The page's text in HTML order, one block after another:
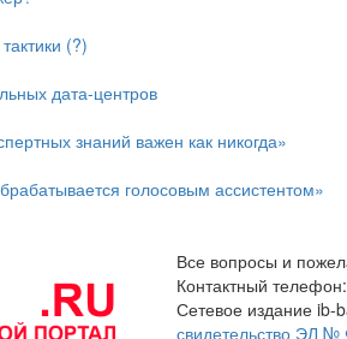
(?)
дата-центров
знаний важен как никогда»
голосовым ассистентом»
Все вопросы и
Контактный телефон:
Сетевое издание ib-
свидетельство ЭЛ